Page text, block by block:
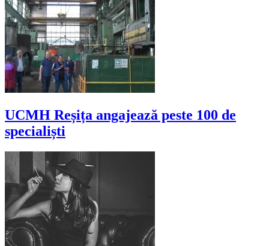
UCMH Reșița angajează peste 100 de
specialiști